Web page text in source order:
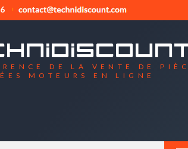
DE LA VENTE DE
MOTEURS EN LIGNE